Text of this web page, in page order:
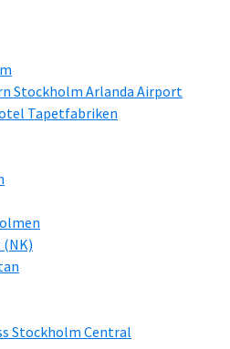
Stockholm Arlanda Airport
Tapetfabriken
Stockholm Central